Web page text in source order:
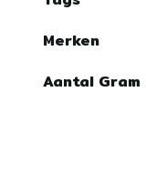
Merken
Aantal Gram